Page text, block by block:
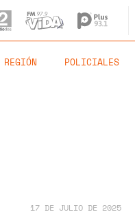
REGIÓN POLICIALES
17 DE JULIO DE 2025